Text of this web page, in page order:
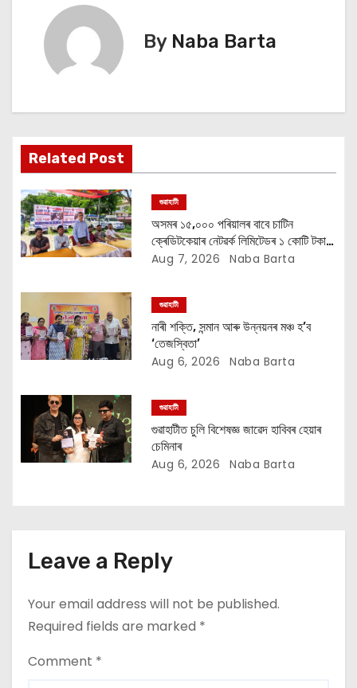
v
i
g
a
t
o
n
By Naba Barta
Related Post
গুৱাহাটী
অসমৰ ১৫,০০০ পৰিয়ালৰ বাবে চাটিন
ক্ৰেডিটকেয়াৰ নেটৱৰ্ক লিমিটেডৰ ১ কোটি টকাৰ
বান সাহায্য অভিযান
Aug 7, 2026 Naba Barta
গুৱাহাটী
নাৰী শক্তি, সন্মান আৰু উন্নয়নৰ মঞ্চ হ’ব
‘তেজস্বিতা’
Aug 6, 2026 Naba Barta
গুৱাহাটী
গুৱাহাটীত চুলি বিশেষজ্ঞ জাৱেদ হাবিবৰ হেয়াৰ
চেমিনাৰ
Aug 6, 2026 Naba Barta
Leave a Reply
Your email address will not be published.
Required fields are marked *
Comment *